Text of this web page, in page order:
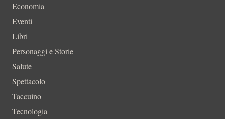
Economia
Eventi
Libri
Personaggi e Storie
Salute
Spettacolo
Taccuino
Tecnologia